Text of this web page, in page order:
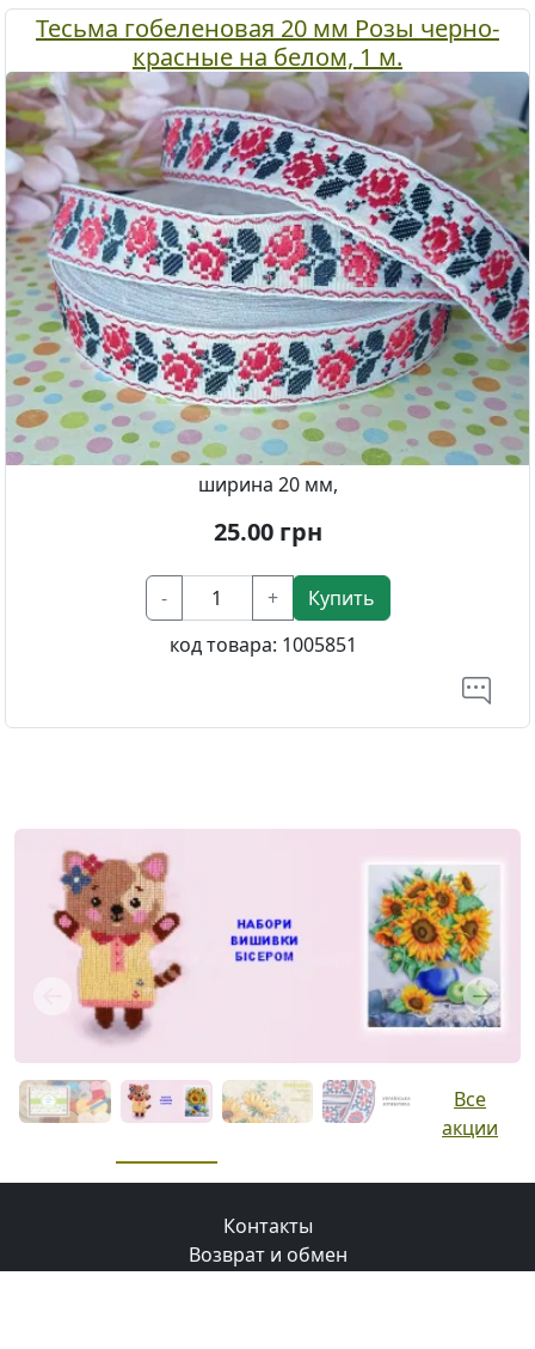
Тесьма гобеленовая 20 мм Розы черно-
красные на белом, 1 м.
ширина 20 мм,
25.00грн
- +
Купить
код товара: 1005851
Previous Next
Все
акции
Контакты
Возврат и обмен